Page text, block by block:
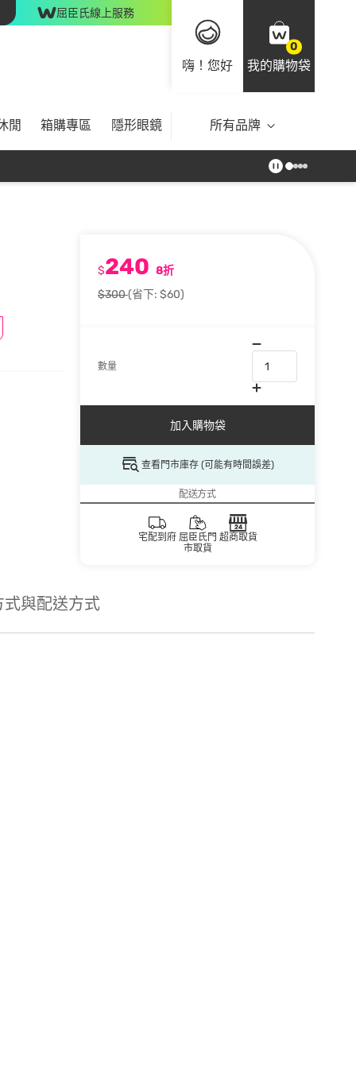
屈臣氏線上服務
嗨！您好
0
我的購物袋
閒 箱購專區 隱形眼鏡 所有品牌
$240 8折
$300(省下: $60)
數量
加入購物袋
查看門市庫存 (可能有時間誤差)
配送方式
宅配到府 屈臣氏門
市取貨
超商取貨
式與配送方式